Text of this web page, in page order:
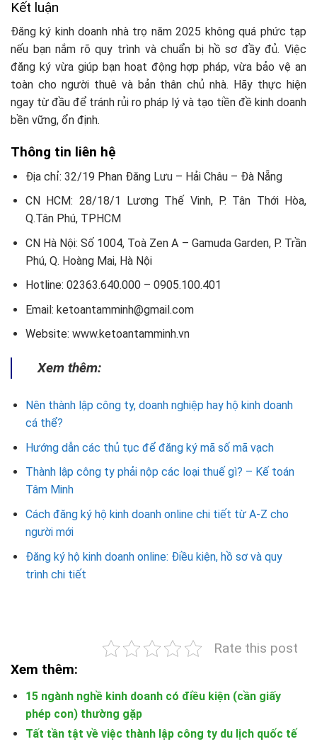
Kết luận
Đăng ký kinh doanh nhà trọ năm 2025 không quá phức tạp
nếu bạn nắm rõ quy trình và chuẩn bị hồ sơ đầy đủ. Việc
đăng ký vừa giúp bạn hoạt động hợp pháp, vừa bảo vệ an
toàn cho người thuê và bản thân chủ nhà. Hãy thực hiện
ngay từ đầu để tránh rủi ro pháp lý và tạo tiền đề kinh doanh
bền vững, ổn định.
Thông tin liên hệ
Địa chỉ: 32/19 Phan Đăng Lưu – Hải Châu – Đà Nẵng
CN HCM: 28/18/1 Lương Thế Vinh, P. Tân Thới Hòa,
Q.Tân Phú, TPHCM
CN Hà Nội: Số 1004, Toà Zen A – Gamuda Garden, P. Trần
Phú, Q. Hoàng Mai, Hà Nội
Hotline: 02363.640.000 – 0905.100.401
Email: ketoantamminh@gmail.com
Website: www.ketoantamminh.vn
Xem thêm:
Nên thành lập công ty, doanh nghiệp hay hộ kinh doanh
cá thể?
Hướng dẫn các thủ tục để đăng ký mã số mã vạch
Thành lập công ty phải nộp các loại thuế gì? – Kế toán
Tâm Minh
Cách đăng ký hộ kinh doanh online chi tiết từ A-Z cho
người mới
Đăng ký hộ kinh doanh online: Điều kiện, hồ sơ và quy
trình chi tiết
Rate this post
Xem thêm:
15 ngành nghề kinh doanh có điều kiện (cần giấy
phép con) thường gặp
Tất tần tật về việc thành lập công ty du lịch quốc tế